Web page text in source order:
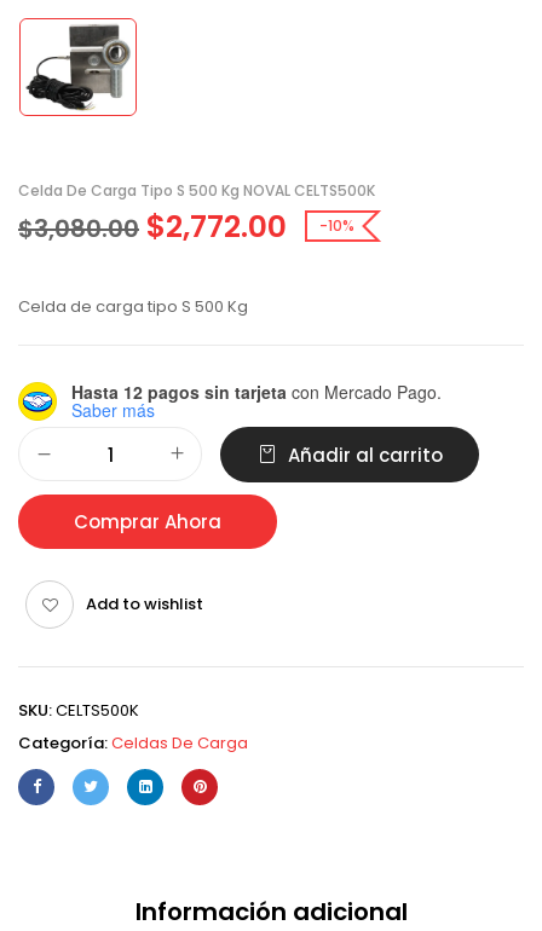
Celda De Carga Tipo S 500 Kg NOVAL CELTS500K
$3,080.00 $2,772.00 -10%
Celda de carga tipo S 500 Kg
Hasta 12 pagos sin tarjeta con Mercado Pago.
Saber más
Añadir al carrito
Comprar Ahora
Add to wishlist
SKU:CELTS500K
Categoría:Celdas De Carga
Información adicional